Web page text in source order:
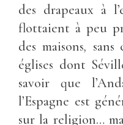
des drapeaux à
flottaient à peu
des maisons, sans
églises dont
savoir que
l’Espagne est
sur la religion…